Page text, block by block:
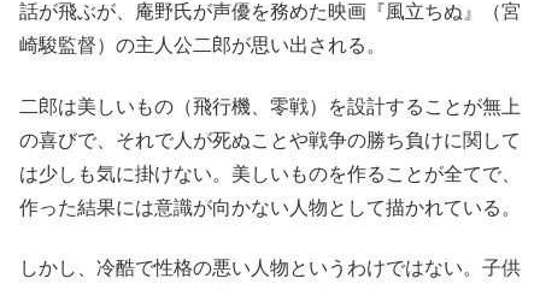
話が飛ぶが、庵野氏が声優を務めた映画『風立ちぬ』（宮
崎駿監督）の主人公二郎が思い出される。
二郎は美しいもの（飛行機、零戦）を設計することが無上
の喜びで、それで人が死ぬことや戦争の勝ち負けに関して
は少しも気に掛けない。美しいものを作ることが全てで、
作った結果には意識が向かない人物として描かれている。
しかし、冷酷で性格の悪い人物というわけではない。子供